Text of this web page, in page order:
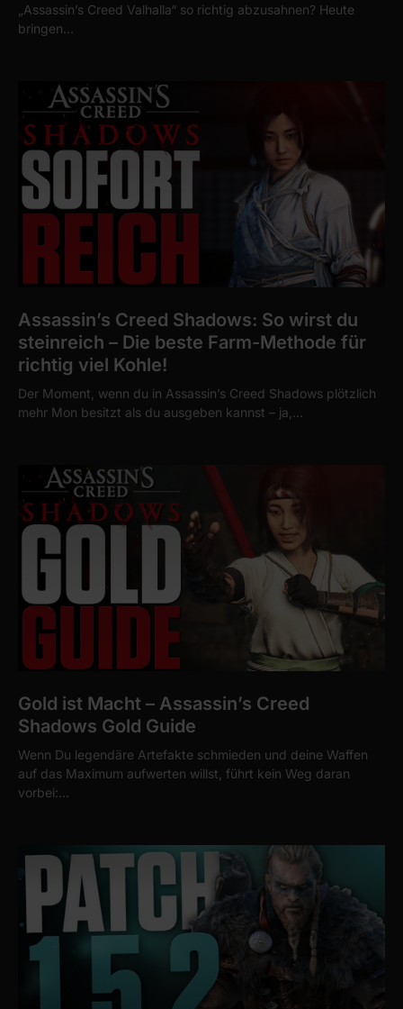
„Assassin’s Creed Valhalla“ so richtig abzusahnen? Heute
bringen…
Assassin’s Creed Shadows: So wirst du
steinreich – Die beste Farm-Methode für
richtig viel Kohle!
Der Moment, wenn du in Assassin’s Creed Shadows plötzlich
mehr Mon besitzt als du ausgeben kannst – ja,…
Gold ist Macht – Assassin’s Creed
Shadows Gold Guide
Wenn Du legendäre Artefakte schmieden und deine Waffen
auf das Maximum aufwerten willst, führt kein Weg daran
vorbei:…